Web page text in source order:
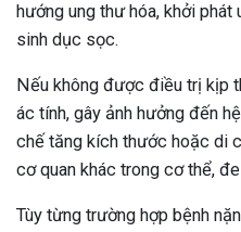
hướng ung thư hóa, khởi
sinh dục sọc.
Nếu không được điều trị kịp
ác tính, gây ảnh hưởng đến
chế tăng kích thước hoặc di
cơ quan khác trong cơ thể,
Tùy từng trường hợp bệnh